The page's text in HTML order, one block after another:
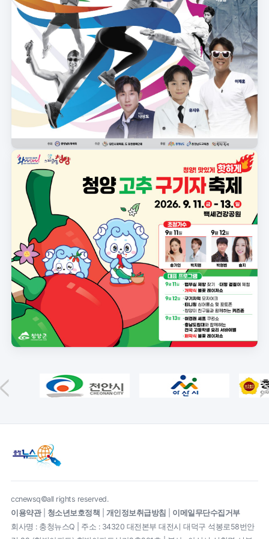
ccnewsq©all rights reserved.
이용약관| 청소년보호정책 개인정보취급방침
이메일무단수집거부
회사명 : 충청뉴스Q | 주소 : 34320 대전본부 대전시 대덕구 석봉로58번안